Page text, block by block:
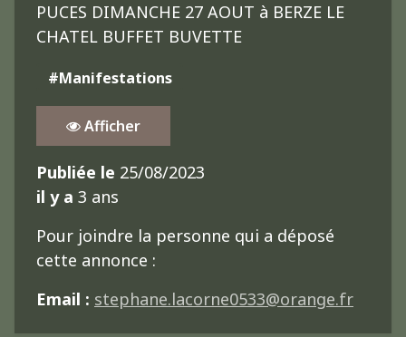
PUCES DIMANCHE 27 AOUT à BERZE LE
CHATEL BUFFET BUVETTE
#Manifestations
Afficher
Publiée le 25/08/2023
il y a 3 ans
Pour joindre la personne qui a déposé
cette annonce :
Email : stephane.lacorne0533@orange.fr